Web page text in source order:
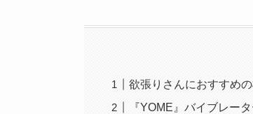
欲張りさんにおすすめ
『YOME』バイブレー